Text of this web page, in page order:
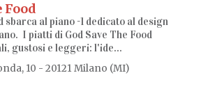
Food
sbarca al piano -1 dedicato al design
I piatti di God Save The Food
gustosi e leggeri: l'ide...
10 - 20121 Milano (MI)